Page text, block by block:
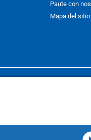
Paute con
Mapa del sitio
su reproducción total o
or translation without